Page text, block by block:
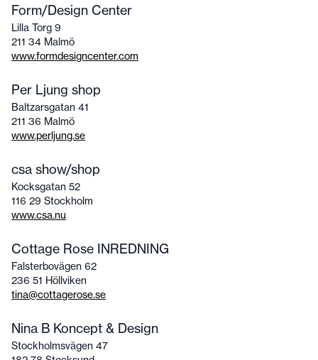
Form/Design Center
Lilla Torg 9
211 34 Malmö
www.formdesigncenter.com
Per Ljung shop
Baltzarsgatan 41
211 36 Malmö
www.perljung.se
csa show/shop
Kocksgatan 52
116 29 Stockholm
www.csa.nu
Cottage Rose INREDNING
Falsterbovägen 62
236 51 Höllviken
tina@cottagerose.se
Nina B Koncept & Design
Stockholmsvägen 47